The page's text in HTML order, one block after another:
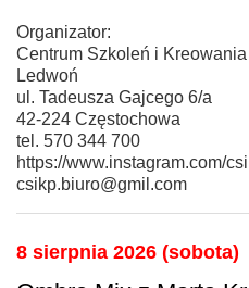
Organizator:
Centrum Szkoleń i
Ledwoń
ul. Tadeusza Gajcego 6/a
42-224 Częstochowa
tel. 570 344 700
https://www.instagram.com/
csikp.biuro@gmil.com
8 sierpnia 2026 (sobota)